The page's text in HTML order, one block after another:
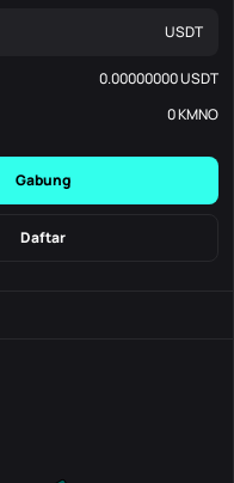
USDT
0.00000000USDT
0KMNO
Gabung
Daftar